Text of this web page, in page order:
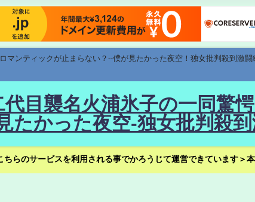
マンティックが止まらない？--僕が見たかった夜空！独女批判殺到激
目襲名火浦氷子の一同驚
たかった夜空-独女批判殺
らのサービスを利用される事でかろうじて運営できています＞